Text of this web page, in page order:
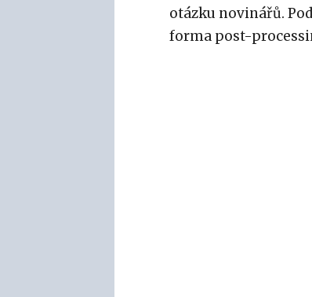
otázku novinářů.
forma post-